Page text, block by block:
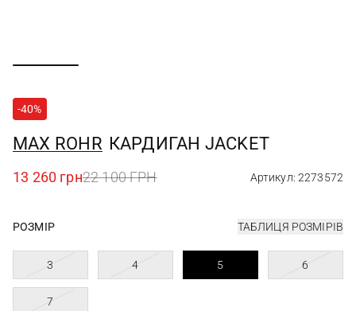
-40%
MAX ROHR КАРДИГАН JACKET
13 260 грн22 100 ГРН Артикул: 2273572
РОЗМІР ТАБЛИЦЯ РОЗМІРІВ
3 4 5 6
7